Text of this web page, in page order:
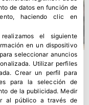
de datos en función de
haciendo clic en
el siguiente
en un dispositivo
seleccionar anuncios
. Utilizar perfiles
.Crear un perfil para
para la selección de
de la publicidad. Medir
al público a través de